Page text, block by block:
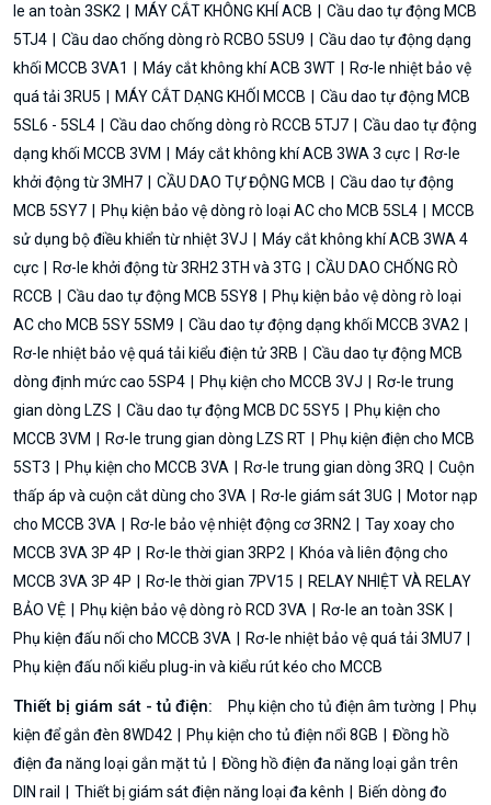
le an toàn 3SK2
MÁY CẮT KHÔNG KHÍ ACB
Cầu dao tự động MCB
5TJ4
Cầu dao chống dòng rò RCBO 5SU9
Cầu dao tự động dạng
khối MCCB 3VA1
Máy cắt không khí ACB 3WT
Rơ-le nhiệt bảo vệ
quá tải 3RU5
MÁY CẮT DẠNG KHỐI MCCB
Cầu dao tự động MCB
5SL6 - 5SL4
Cầu dao chống dòng rò RCCB 5TJ7
Cầu dao tự động
dạng khối MCCB 3VM
Máy cắt không khí ACB 3WA 3 cực
Rơ-le
khởi động từ 3MH7
CẦU DAO TỰ ĐỘNG MCB
Cầu dao tự động
MCB 5SY7
Phụ kiện bảo vệ dòng rò loại AC cho MCB 5SL4
MCCB
sử dụng bộ điều khiển từ nhiệt 3VJ
Máy cắt không khí ACB 3WA 4
cực
Rơ-le khởi động từ 3RH2 3TH và 3TG
CẦU DAO CHỐNG RÒ
RCCB
Cầu dao tự động MCB 5SY8
Phụ kiện bảo vệ dòng rò loại
AC cho MCB 5SY 5SM9
Cầu dao tự động dạng khối MCCB 3VA2
Rơ-le nhiệt bảo vệ quá tải kiểu điện tử 3RB
Cầu dao tự động MCB
dòng định mức cao 5SP4
Phụ kiện cho MCCB 3VJ
Rơ-le trung
gian dòng LZS
Cầu dao tự động MCB DC 5SY5
Phụ kiện cho
MCCB 3VM
Rơ-le trung gian dòng LZS RT
Phụ kiện điện cho MCB
5ST3
Phụ kiện cho MCCB 3VA Rơ-le trung gian dòng 3RQ
Cuộn
thấp áp và cuộn cắt dùng cho 3VA
Rơ-le giám sát 3UG
Motor nạp
cho MCCB 3VA
Rơ-le bảo vệ nhiệt động cơ 3RN2
Tay xoay cho
MCCB 3VA 3P 4P
Rơ-le thời gian 3RP2
Khóa và liên động cho
MCCB 3VA 3P 4P
Rơ-le thời gian 7PV15
RELAY NHIỆT VÀ RELAY
BẢO VỆ
Phụ kiện bảo vệ dòng rò RCD 3VA
Rơ-le an toàn 3SK
Phụ kiện đấu nối cho MCCB 3VA
Rơ-le nhiệt bảo vệ quá tải 3MU7
Phụ kiện đấu nối kiểu plug-in và kiểu rút kéo cho MCCB
Thiết bị giám sát - tủ điện: Phụ kiện cho tủ điện âm tường
Phụ
kiện để gắn đèn 8WD42
Phụ kiện cho tủ điện nổi 8GB
Đồng hồ
điện đa năng loại gắn mặt tủ
Đồng hồ điện đa năng loại gắn trên
DIN rail
Thiết bị giám sát điện năng loại đa kênh Biến dòng đo